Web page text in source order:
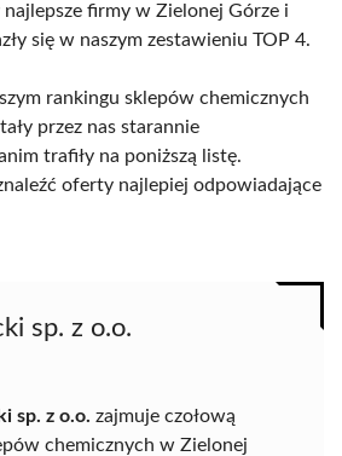
firmy w Zielonej Górze i
się w naszym zestawieniu TOP 4.
rankingu sklepów chemicznych
przez nas starannie
trafiły na poniższą listę.
oferty najlepiej odpowiadające
sp. z o.o.
sp. z o.o. zajmuje czołową
chemicznych w Zielonej